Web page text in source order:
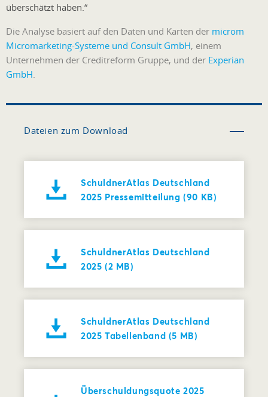
überschätzt haben.“
Die Analyse basiert auf den Daten und Karten der microm
Micromarketing-Systeme und Consult GmbH, einem
Unternehmen der Creditreform Gruppe, und der Experian
GmbH.
Dateien zum Download
SchuldnerAtlas Deutschland
2025 Pressemitteilung (90 KB)
SchuldnerAtlas Deutschland
2025 (2 MB)
SchuldnerAtlas Deutschland
2025 Tabellenband (5 MB)
Überschuldungsquote 2025